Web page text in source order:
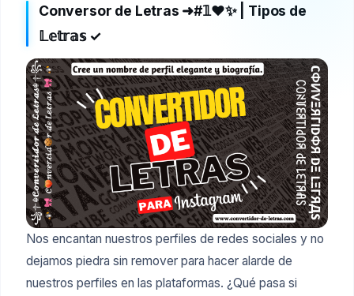
Conversor de Letras ➜#𝟙❤️✨ | Tipos de
𝕃𝕖𝕥𝕣𝕒𝕤 ✓
Nos encantan nuestros perfiles de redes sociales y no
dejamos piedra sin remover para hacer alarde de
nuestros perfiles en las plataformas. ¿Qué pasa si